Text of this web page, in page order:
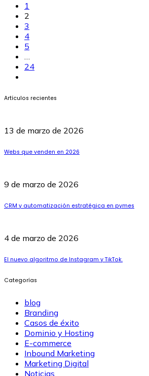
1
2
3
4
5
…
24
Artículos recientes
13 de marzo de 2026
Webs que venden en 2026
9 de marzo de 2026
CRM y automatización estratégica en pymes
4 de marzo de 2026
El nuevo algoritmo de Instagram y TikTok.
Categorías
blog
Branding
Casos de éxito
Dominio y Hosting
E-commerce
Inbound Marketing
Marketing Digital
Noticias